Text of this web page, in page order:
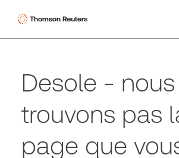
Desole -
trouvons pas
page que